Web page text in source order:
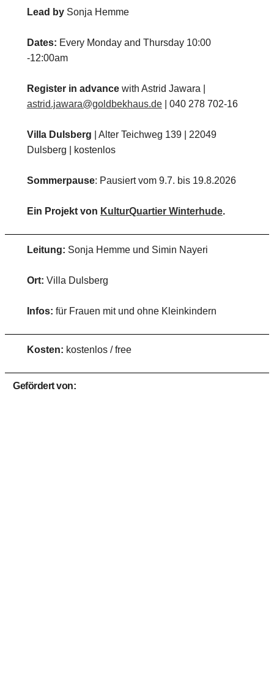
Lead bySonja Hemme
Dates: Every Monday and Thursday 10:00
-12:00am
Register in advancewith Astrid Jawara |
astrid.jawara@goldbekhaus.de| 040 278 702-16
Villa Dulsberg
| Alter Teichweg 139 | 22049
Dulsberg | kostenlos
Sommerpause: Pausiert vom 9.7. bis 19.8.2026
Ein Projekt von KulturQuartier Winterhude.
Leitung: Sonja Hemme und Simin Nayeri
Ort: Villa Dulsberg
Infos: für Frauen mit und ohne Kleinkindern
Kosten: kostenlos / free
Gefördert von: